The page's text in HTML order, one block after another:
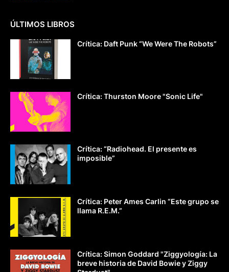
ÚLTIMOS LIBROS
Crítica: Daft Punk “We Were The Robots”
Crítica: Thurston Moore "Sonic Life"
Crítica: “Radiohead. El presente es
imposible”
Crítica: Peter Ames Carlin “Este grupo se
llama R.E.M.”
Crítica: Simon Goddard "Ziggyología: La
breve historia de David Bowie y Ziggy